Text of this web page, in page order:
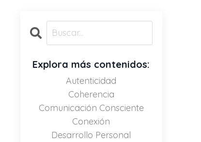
Explora más contenidos:
Autenticidad
Coherencia
Comunicación Consciente
Conexión
Desarrollo Personal